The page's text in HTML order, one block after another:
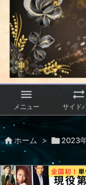

メニュー

サイド
ホーム > 2023